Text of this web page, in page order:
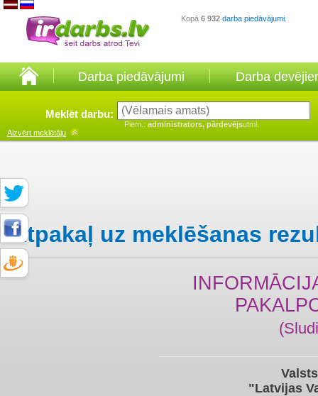
Kopā 6 932 darba piedāvājumi
Darba piedāvājumi Darba
Meklēt darbu:
Piem.: administrators, pārdevējsutml.
Aizvērt meklētāju
Atpakaļ uz meklēšanas
"Latvijas